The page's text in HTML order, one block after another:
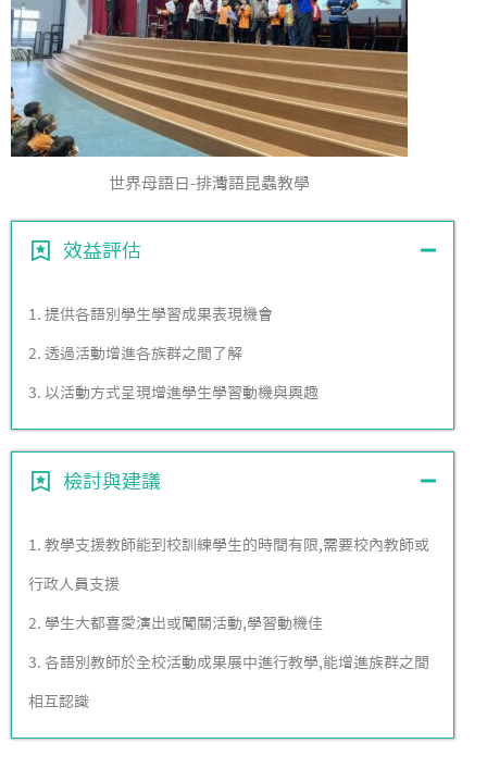
世界母語日-排灣語昆蟲教學
效益評估
1. 提供各語別學生學習成果表現機會
2. 透過活動增進各族群之間了解
3. 以活動方式呈現增進學生學習動機與興趣
檢討與建議
1. 教學支援教師能到校訓練學生的時間有限,需要校內教師或
行政人員支援
2. 學生大都喜愛演出或闖關活動,學習動機佳
3. 各語別教師於全校活動成果展中進行教學,能增進族群之間
相互認識